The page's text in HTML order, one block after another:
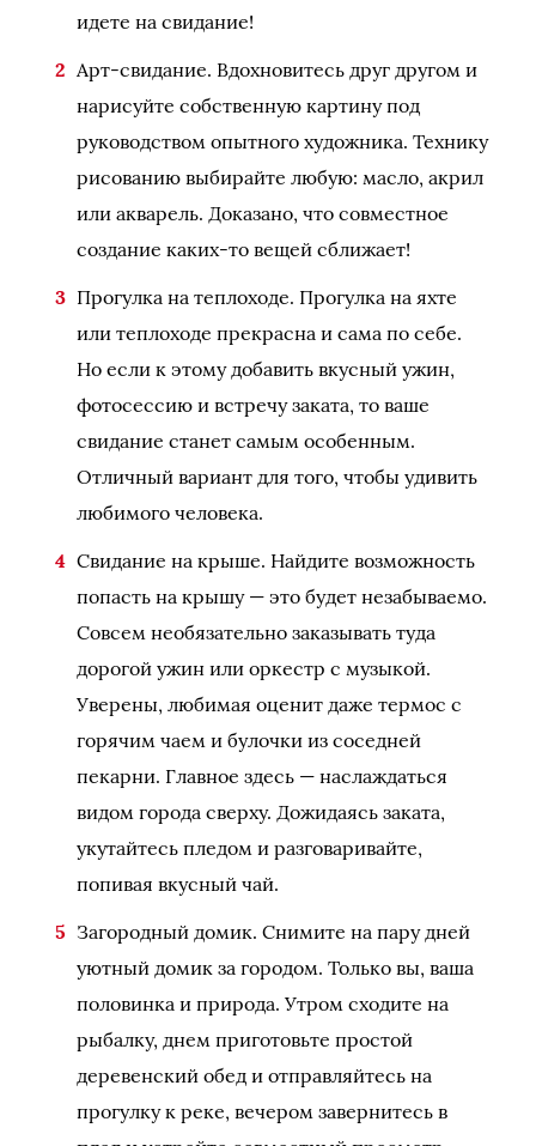
идете на свидание!
Арт-свидание. Вдохновитесь друг другом и
нарисуйте собственную картину под
руководством опытного художника. Технику
рисованию выбирайте любую: масло, акрил
или акварель. Доказано, что совместное
создание каких-то вещей сближает!
Прогулка на теплоходе. Прогулка на яхте
или теплоходе прекрасна и сама по себе.
Но если к этому добавить вкусный ужин,
фотосессию и встречу заката, то ваше
свидание станет самым особенным.
Отличный вариант для того, чтобы удивить
любимого человека.
Свидание на крыше. Найдите возможность
попасть на крышу — это будет незабываемо.
Совсем необязательно заказывать туда
дорогой ужин или оркестр с музыкой.
Уверены, любимая оценит даже термос с
горячим чаем и булочки из соседней
пекарни. Главное здесь — наслаждаться
видом города сверху. Дожидаясь заката,
укутайтесь пледом и разговаривайте,
попивая вкусный чай.
Загородный домик. Снимите на пару дней
уютный домик за городом. Только вы, ваша
половинка и природа. Утром сходите на
рыбалку, днем приготовьте простой
деревенский обед и отправляйтесь на
прогулку к реке, вечером завернитесь в